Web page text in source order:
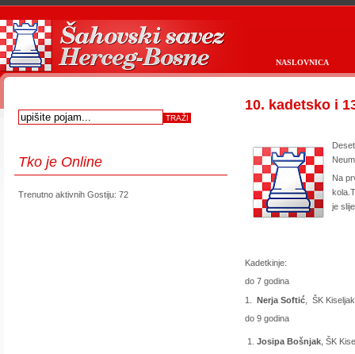
NASLOVNICA
Tko je Online
Trenutno aktivnih Gostiju: 72
10. kadetsko i
Na
je
Kadetkinje:
do 7 godina
1.Nerja Softić , ŠK Kiseljak
do 9 godina
Josipa Bošnjak , ŠK